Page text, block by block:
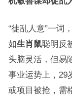
“徒乱人意”一词
如生肖鼠聪明反
头脑灵活，但易
事业运势上，29
或项目被抢，需